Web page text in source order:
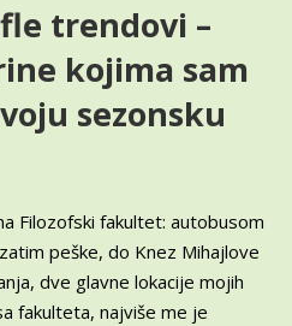
trendovi –
kojima sam
sezonsku
Filozofski fakultet: autobusom
peške, do Knez Mihajlove
dve glavne lokacije mojih
fakulteta, najviše me je